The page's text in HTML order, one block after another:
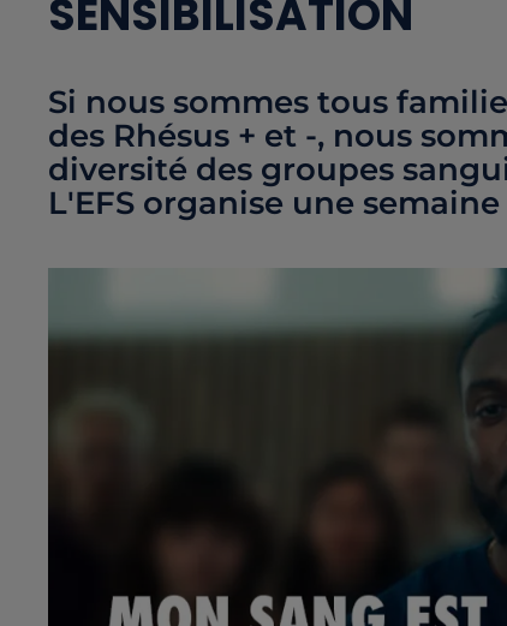
SENSIBILISATION
Si nous sommes tous
des Rhésus + et -, nous
diversité des groupes
L'EFS organise une